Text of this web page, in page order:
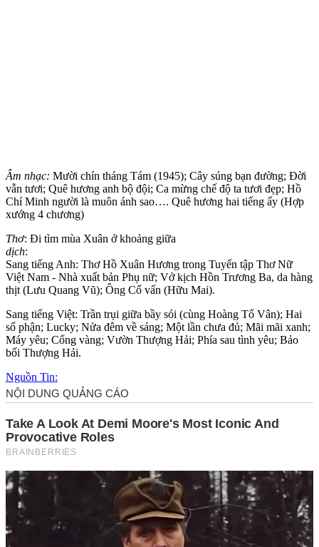
Âm nhạc: Mười chín tháng Tám (1945); Cây súng bạn đường; Đời
vẫn tươi; Quê hương anh bộ đội; Ca mừng chế độ ta tươi đẹp; Hồ
Chí Minh người là muôn ánh sao…. Quê hương hai tiếng ấy (Hợp
xướng 4 chương)
Thơ: Đi tìm mùa Xuân ở khoảng giữa
dịch:
Sang tiếng Anh: Thơ Hồ Xuân Hương trong Tuyển tập Thơ Nữ
Việt Nam - Nhà xuất bản Phụ nữ; Vở kịch Hồn Trương Ba, da hàng
thịt (Lưu Quang Vũ); Ông Cố vấn (Hữu Mai).
Sang tiếng Việt: Trần trụi giữa bầy sói (cùng Hoàng Tố Vân); Hai
số phận; Lucky; Nửa đêm về sáng; Một lần chưa đủ; Mãi mãi xanh;
Máy yêu; Cổng vàng; Vườn Thượng Hải; Phía sau tình yêu; Bảo
bối Thượng Hải.
Nguồn Tin: